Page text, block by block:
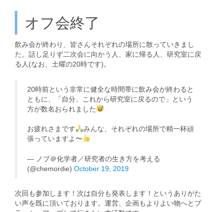
オフ会終了
飲み会が終わり、皆さんそれぞれの場所に散っていきまし
た。話し足りず二次会に向かう人、家に帰る人、研究室に戻
る人(なお、土曜の20時です)。
20時前という非常に健全な時間帯に飲み会が終わると
ともに、「自分、これから研究室に戻るので」という
方が数名おられました
お疲れさまです
みんな、それぞれの場所で精一杯頑
張っていますよ〜
— ノブ＠化学者／研究者の生き方を考える
(@chemordie) October 19, 2019
次回も参加します！次は自分も発表します！というありがた
い声を既に頂いております。運営、企画もよりよい物へとブ